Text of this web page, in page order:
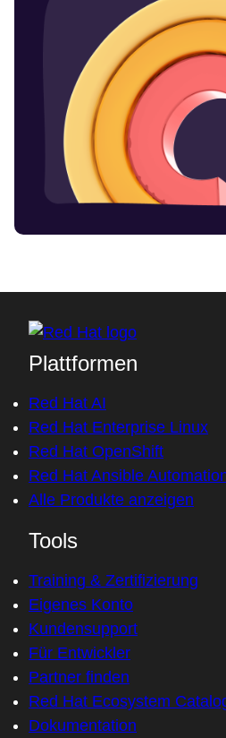
Plattformen
Red Hat AI
Red Hat Enterprise Linux
Red Hat OpenShift
Red Hat Ansible
Alle Produkte anzeigen
Tools
Training & Zertifizierung
Eigenes Konto
Kundensupport
Für Entwickler
Partner finden
Red Hat Ecosystem
Dokumentation